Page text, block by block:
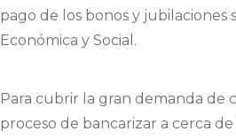
pago de los bonos y jubilaciones
Económica y Social.
Para cubrir la gran demanda de
proceso de bancarizar a cerca